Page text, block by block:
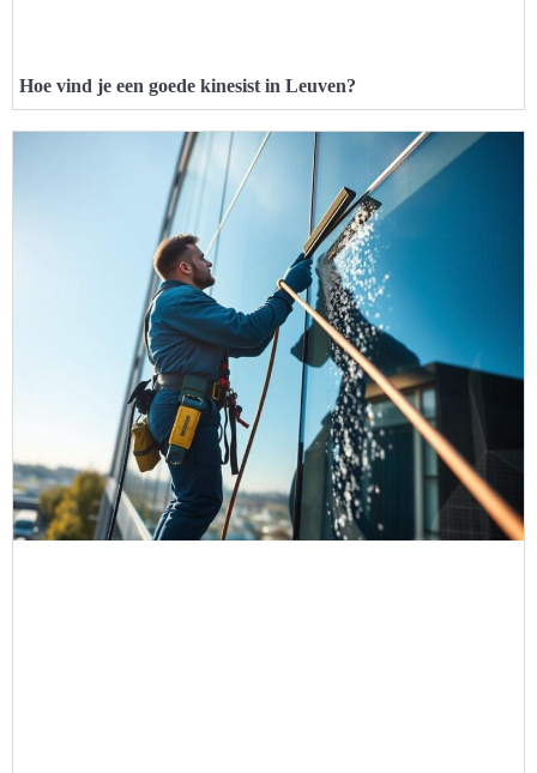
Hoe vind je een goede kinesist in Leuven?